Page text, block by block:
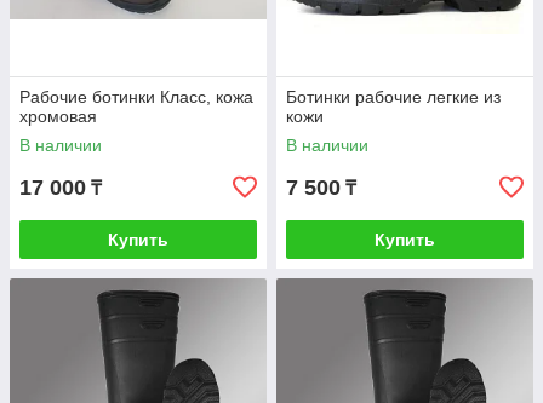
Рабочие ботинки Класс, кожа
хромовая
В наличии
17 000 ₸
Купить
Ботинки рабочие легкие из
кожи
В наличии
7 500 ₸
Купить